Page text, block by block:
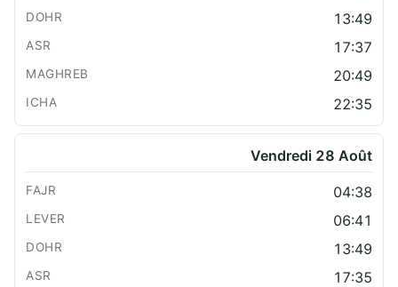
13:49
17:37
20:49
22:35
Vendredi 28 Août
04:38
06:41
13:49
17:35